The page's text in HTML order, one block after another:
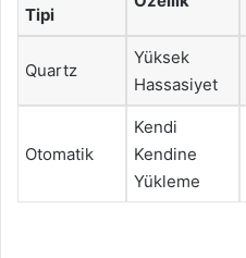
Tipi
Quartz
Yüksek
Hassasiyet
Otomatik
Kendi
Kendine
Yükleme